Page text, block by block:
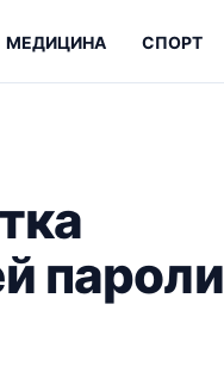
МЕДИЦИНА СПОРТ
пароли